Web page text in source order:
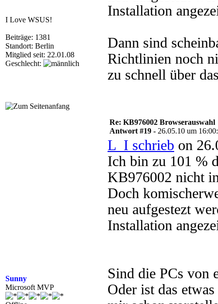
I Love WSUS!
Beiträge: 1381
Standort: Berlin
Mitglied seit: 22.01.08
Geschlecht:
Installation
Dann sind
Richtlinien noch
zu schnell über
Sunny
Microsoft MVP
Re: KB976002 Browserauswahl
Antwort #19 - 26.05.10 um
L_I schrieb on
Ich bin zu 101 %
KB976002 nicht
Doch
neu aufgestezt
Installation
Sind die PCs von
Oder ist das